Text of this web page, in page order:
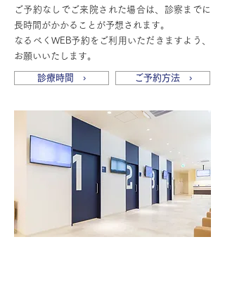
ご予約なしでご来院された場合は、診察までに
長時間がかかることが予想されます。
なるべくWEB予約をご利用いただきますよう、
お願いいたします。
診療時間 › ご予約方法 ›